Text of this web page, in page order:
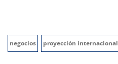
negocios proyección internacional